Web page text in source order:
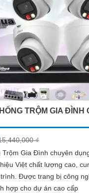
TRỘM GIA ĐÌNH
₫
Trộm Gia Đình chuyên
Việt chất lượng cao,
tiên tiến,
hợp cho dự án cao cấp